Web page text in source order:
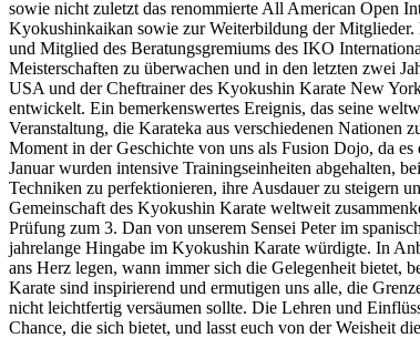
sowie nicht zuletzt das renommierte All American Open
Kyokushinkaikan sowie zur Weiterbildung der
und Mitglied des Beratungsgremiums des IKO
Meisterschaften zu überwachen und in den letzten zwei
USA und der Cheftrainer des Kyokushin Karate New
entwickelt. Ein bemerkenswertes Ereignis, das seine
Veranstaltung, die Karateka aus verschiedenen Nationen
Moment in der Geschichte von uns als Fusion Dojo, da
Januar wurden intensive Trainingseinheiten abgehalten,
Techniken zu perfektionieren, ihre Ausdauer zu steigern
Gemeinschaft des Kyokushin Karate weltweit
Prüfung zum 3. Dan von unserem Sensei Peter im
jahrelange Hingabe im Kyokushin Karate würdigte. In
ans Herz legen, wann immer sich die Gelegenheit bietet,
Karate sind inspirierend und ermutigen uns alle, die
nicht leichtfertig versäumen sollte. Die Lehren und
Chance, die sich bietet, und lasst euch von der Weisheit